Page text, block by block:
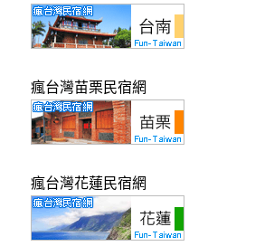
瘋台灣苗栗民宿網
瘋台灣花蓮民宿網